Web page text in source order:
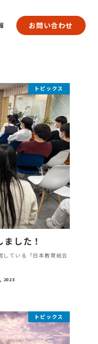
お問い合わせ
トピックス
した！
している「日本教育総合
2023
トピックス